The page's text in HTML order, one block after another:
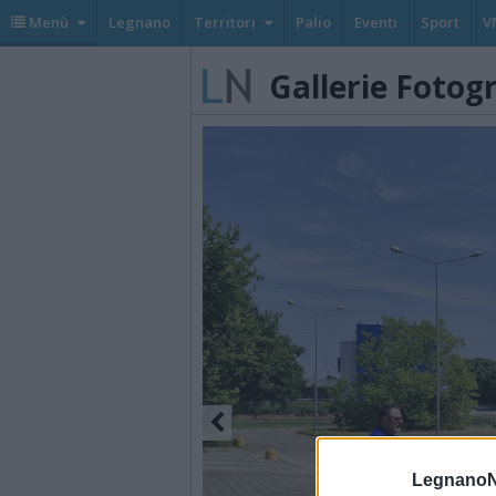
Menù Legnano Territori Palio Eventi Sport
Gallerie